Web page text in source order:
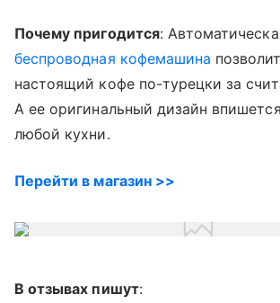
Почему пригодится:
беспроводная кофемашина
настоящий кофе по-турецки за
А ее оригинальный дизайн
любой кухни.
Перейти в магазин >>
В отзывах пишут: